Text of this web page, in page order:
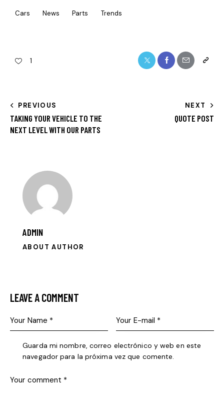
Cars News Parts Trends
1
PREVIOUS
TAKING YOUR VEHICLE TO THE
NEXT LEVEL WITH OUR PARTS
NEXT
QUOTE POST
ADMIN
ABOUT AUTHOR
LEAVE A COMMENT
Guarda mi nombre, correo electrónico y web en este
navegador para la próxima vez que comente.